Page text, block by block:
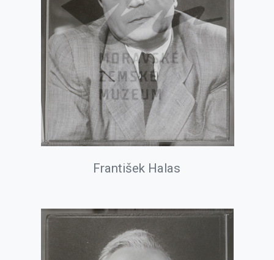
František Halas